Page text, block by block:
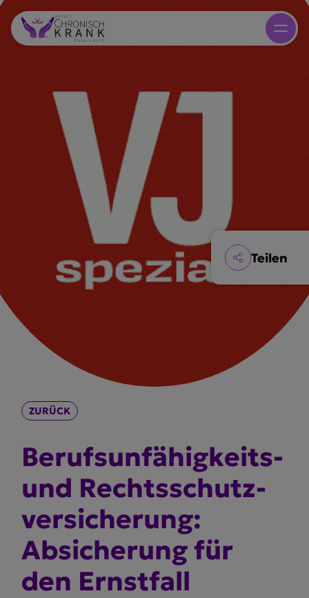
ZURÜCK
Berufs­un­fä­hig­keits-
und Rechts­schutz­
ver­si­cherung:
Absicherung für
den Ernstfall
Teilen